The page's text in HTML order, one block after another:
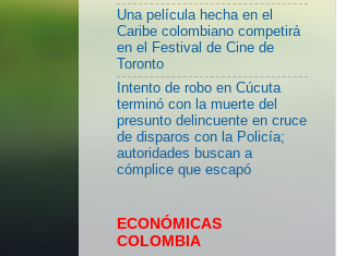
Una película hecha en el
Caribe colombiano competirá
en el Festival de Cine de
Toronto
Intento de robo en Cúcuta
terminó con la muerte del
presunto delincuente en cruce
de disparos con la Policía;
autoridades buscan a
cómplice que escapó
ECONÓMICAS
COLOMBIA